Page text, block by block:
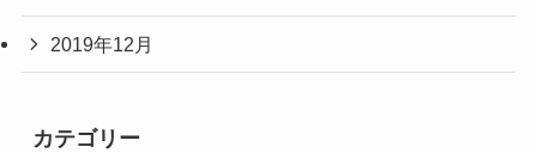
2019年12月
カテゴリー